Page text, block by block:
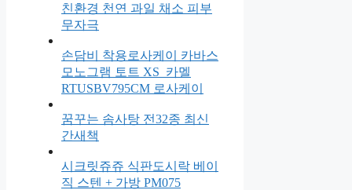
친환경 천연 과일 채소 피부
무자극
손담비 착용로사케이 카바스
모노그램 토트 XS_카멜
RTUSBV795CM 로사케이
꿈꾸는 솜사탕 전32종 최신
간새책
시크릿쥬쥬 식판도시락 베이
직 스텐 + 가방 PM075